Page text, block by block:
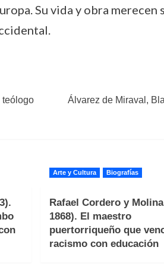
Su vida y obra
teólogo
Álvarez de Miraval,
Arte y Cultura Biografías
Rafael Cordero y Molina
1868). El maestro
puertorriqueño que
racismo con educación